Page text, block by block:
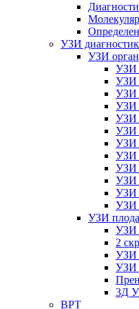
УЗИ
УЗИ
УЗИ
УЗИ
УЗИ
УЗИ
УЗИ
УЗИ
УЗИ
УЗИ
УЗИ
УЗИ
УЗИ
УЗИ
УЗИ плода
УЗИ
2
УЗИ
УЗИ
3Д
ВРТ